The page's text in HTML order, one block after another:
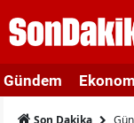
Gündem
Son Dakika